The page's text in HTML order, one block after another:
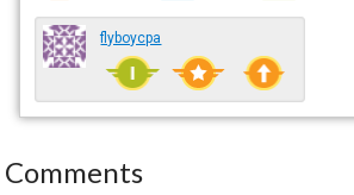
flyboycpa
Comments